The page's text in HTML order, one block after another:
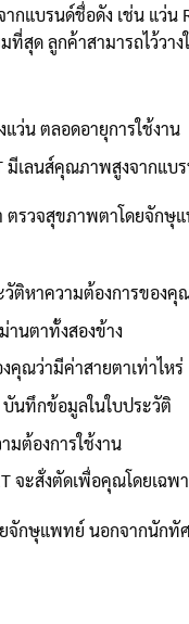
แบรนด์ชื่อดัง เช่น แว่น
สุด ลูกค้าสามารถไว้วา
ว่น ตลอดอายุการใช้งาน
เลนส์คุณภาพสูงจากแบ
ตรวจสุขภาพตาโดยจัก
ติหาความต้องการของคุ
านตาทั้งสองข้าง
คุณว่ามีค่าสายตาเท่าไหร่
นทึกข้อมูลในใบประวัติ
ต้องการใช้งาน
จะสั่งตัดเพื่อคุณโดยเฉพ
จักษุแพทย์ นอกจากนั